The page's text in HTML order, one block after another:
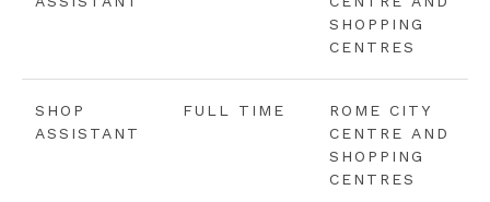
SHOPPING
CENTRES
SHOP
ASSISTANT
FULL TIME
ROME CITY
CENTRE AND
SHOPPING
CENTRES